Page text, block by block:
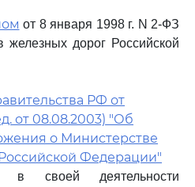
от 8 января 1998 г. N 2-ФЗ
железных дорог Российской
РФ от
от 08.08.2003) "Об
о Министерстве
Федерации"
своей деятельности